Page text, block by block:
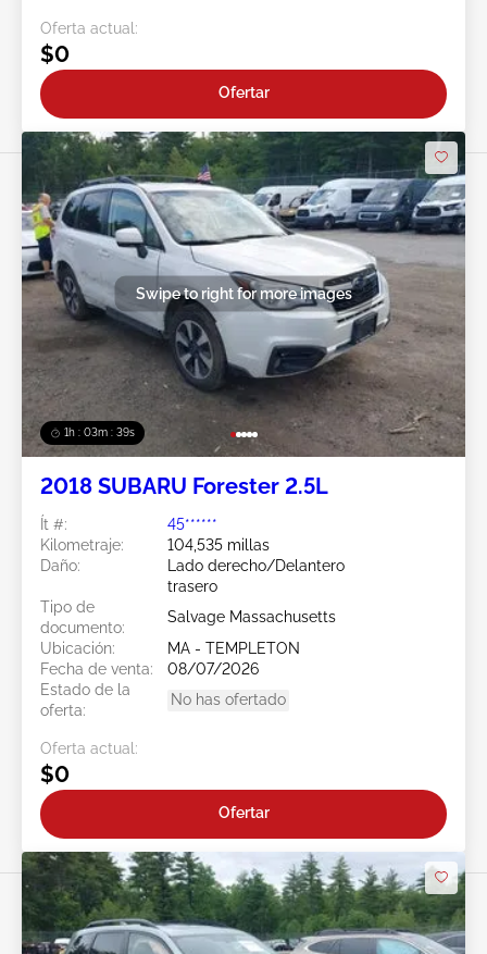
Oferta actual:
$0
Ofertar
1h : 03m : 37s
Swipe to right for more images
2018 SUBARU Forester 2.5L
Ít #:
45******
Kilometraje:
104,535 millas
Daño:
Lado derecho/Delantero
trasero
Tipo de
documento:
Salvage Massachusetts
Ubicación:
MA - TEMPLETON
Fecha de venta:
08/07/2026
Estado de la
oferta:
No has ofertado
Oferta actual:
$0
Ofertar